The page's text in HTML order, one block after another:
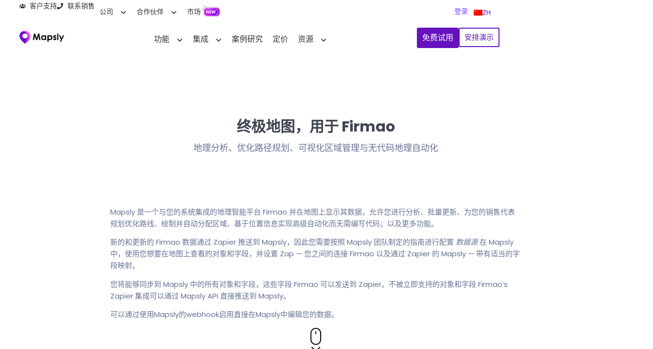
客户支持 联系销售
公司 合作伙伴 市场 登录 ZH
功能 集成 案例研究 定价 资源 免费试用 安排演示
终极地图，用于 Firmao
地理分析、优化路径规划、可视化区域管理与无代码地理自动化
Mapsly 是一个与您的系统集成的地理智能平台 Firmao 并在地图上显示其数据，允许您进行分析、批量更新、为您的销售代表
规划优化路线、绘制并自动分配区域、基于位置信息实现高级自动化而无需编写代码；以及更多功能。
新的和更新的 Firmao 数据通过 Zapier 推送到 Mapsly，因此您需要按照 Mapsly 团队制定的指南进行配置 数据源在 Mapsly
中，使用您想要在地图上查看的对象和字段，并设置 Zap — 您之间的连接 Firmao 以及通过 Zapier 的 Mapsly — 带有适当的字
段映射。
您将能够同步到 Mapsly 中的所有对象和字段，这些字段 Firmao 可以发送到 Zapier。不被立即支持的对象和字段 Firmao‘s
Zapier 集成可以通过 Mapsly API 直接推送到 Mapsly。
可以通过使用Mapsly的webhook启用直接在Mapsly中编辑您的数据。